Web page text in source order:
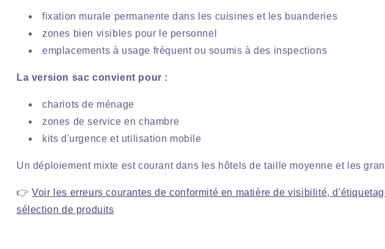
fixation murale permanente dans les cuisines et les buanderies
zones bien visibles pour le personnel
emplacements à usage fréquent ou soumis à des inspections
La version sac convient pour :
chariots de ménage
zones de service en chambre
kits d'urgence et utilisation mobile
Un déploiement mixte est courant dans les hôtels de taille moyenne et les
👉Voir les erreurs courantes de conformité en matière de visibilité,
sélection de produits